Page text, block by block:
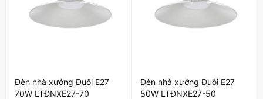
Đèn nhà xưởng Đuôi E27
70W LTĐNXE27-70
Đèn nhà xưởng Đuôi E27
50W LTĐNXE27-50